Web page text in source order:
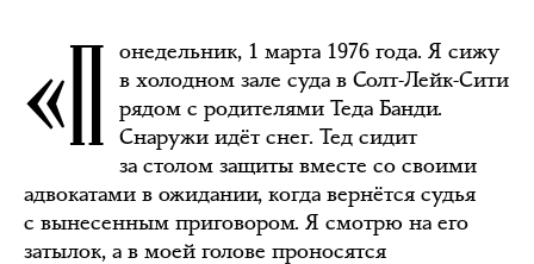
«П онедельник, 1 марта 1976 года. Я сижу
в холодном зале суда в Солт-Лейк-Сити
рядом с родителями Теда Банди.
Снаружи идёт снег. Тед сидит
за столом защиты вместе со своими
адвокатами в ожидании, когда вернётся судья
с вынесенным приговором. Я смотрю на его
затылок, а в моей голове проносятся